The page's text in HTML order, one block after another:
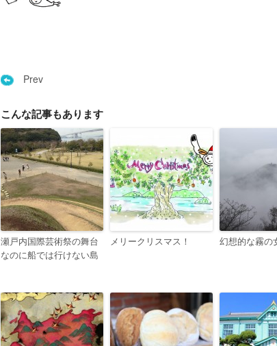
Prev
こんな記事もあります
瀬戸内国際芸術祭の舞台
なのに船では行けない島
メリークリスマス！ 幻想的な霧の